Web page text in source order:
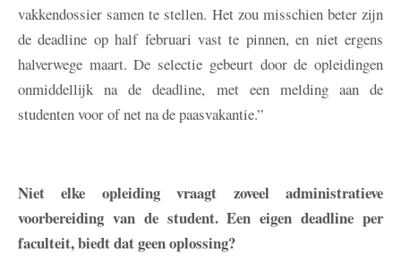
vakkendossier samen te stellen. Het zou misschien beter zijn
de deadline op half februari vast te pinnen, en niet ergens
halverwege maart. De selectie gebeurt door de opleidingen
onmiddellijk na de deadline, met een melding aan de
studenten voor of net na de paasvakantie.”
Niet elke opleiding vraagt zoveel administratieve
voorbereiding van de student. Een eigen deadline per
faculteit, biedt dat geen oplossing?